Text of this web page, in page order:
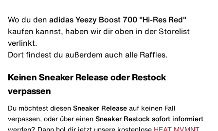
Wo du den adidas Yeezy Boost 700 "Hi-Res Red"
kaufen kannst, haben wir dir oben in der Storelist
verlinkt.
Dort findest du außerdem auch alle Raffles.
Keinen Sneaker Release oder Restock
verpassen
Du möchtest diesen Sneaker Release auf keinen Fall
verpassen, oder über einen Sneaker Restock sofort informiert
werden? Dann hol dir jetzt unsere kostenlose HEAT MVMNT